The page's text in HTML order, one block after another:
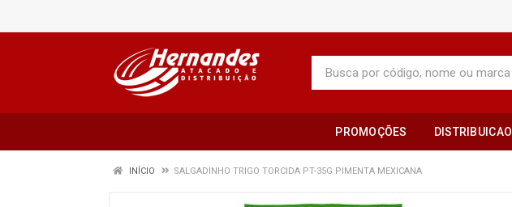
PROMOÇÕES DISTRIBUICAO
INÍCIO SALGADINHO TRIGO TORCIDA PT-35G PIMENTA MEXICANA